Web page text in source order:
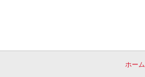
ホーム